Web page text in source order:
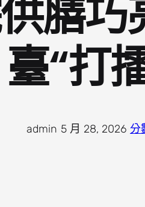
膳
臺“打
admin 5 月 28, 2026 分